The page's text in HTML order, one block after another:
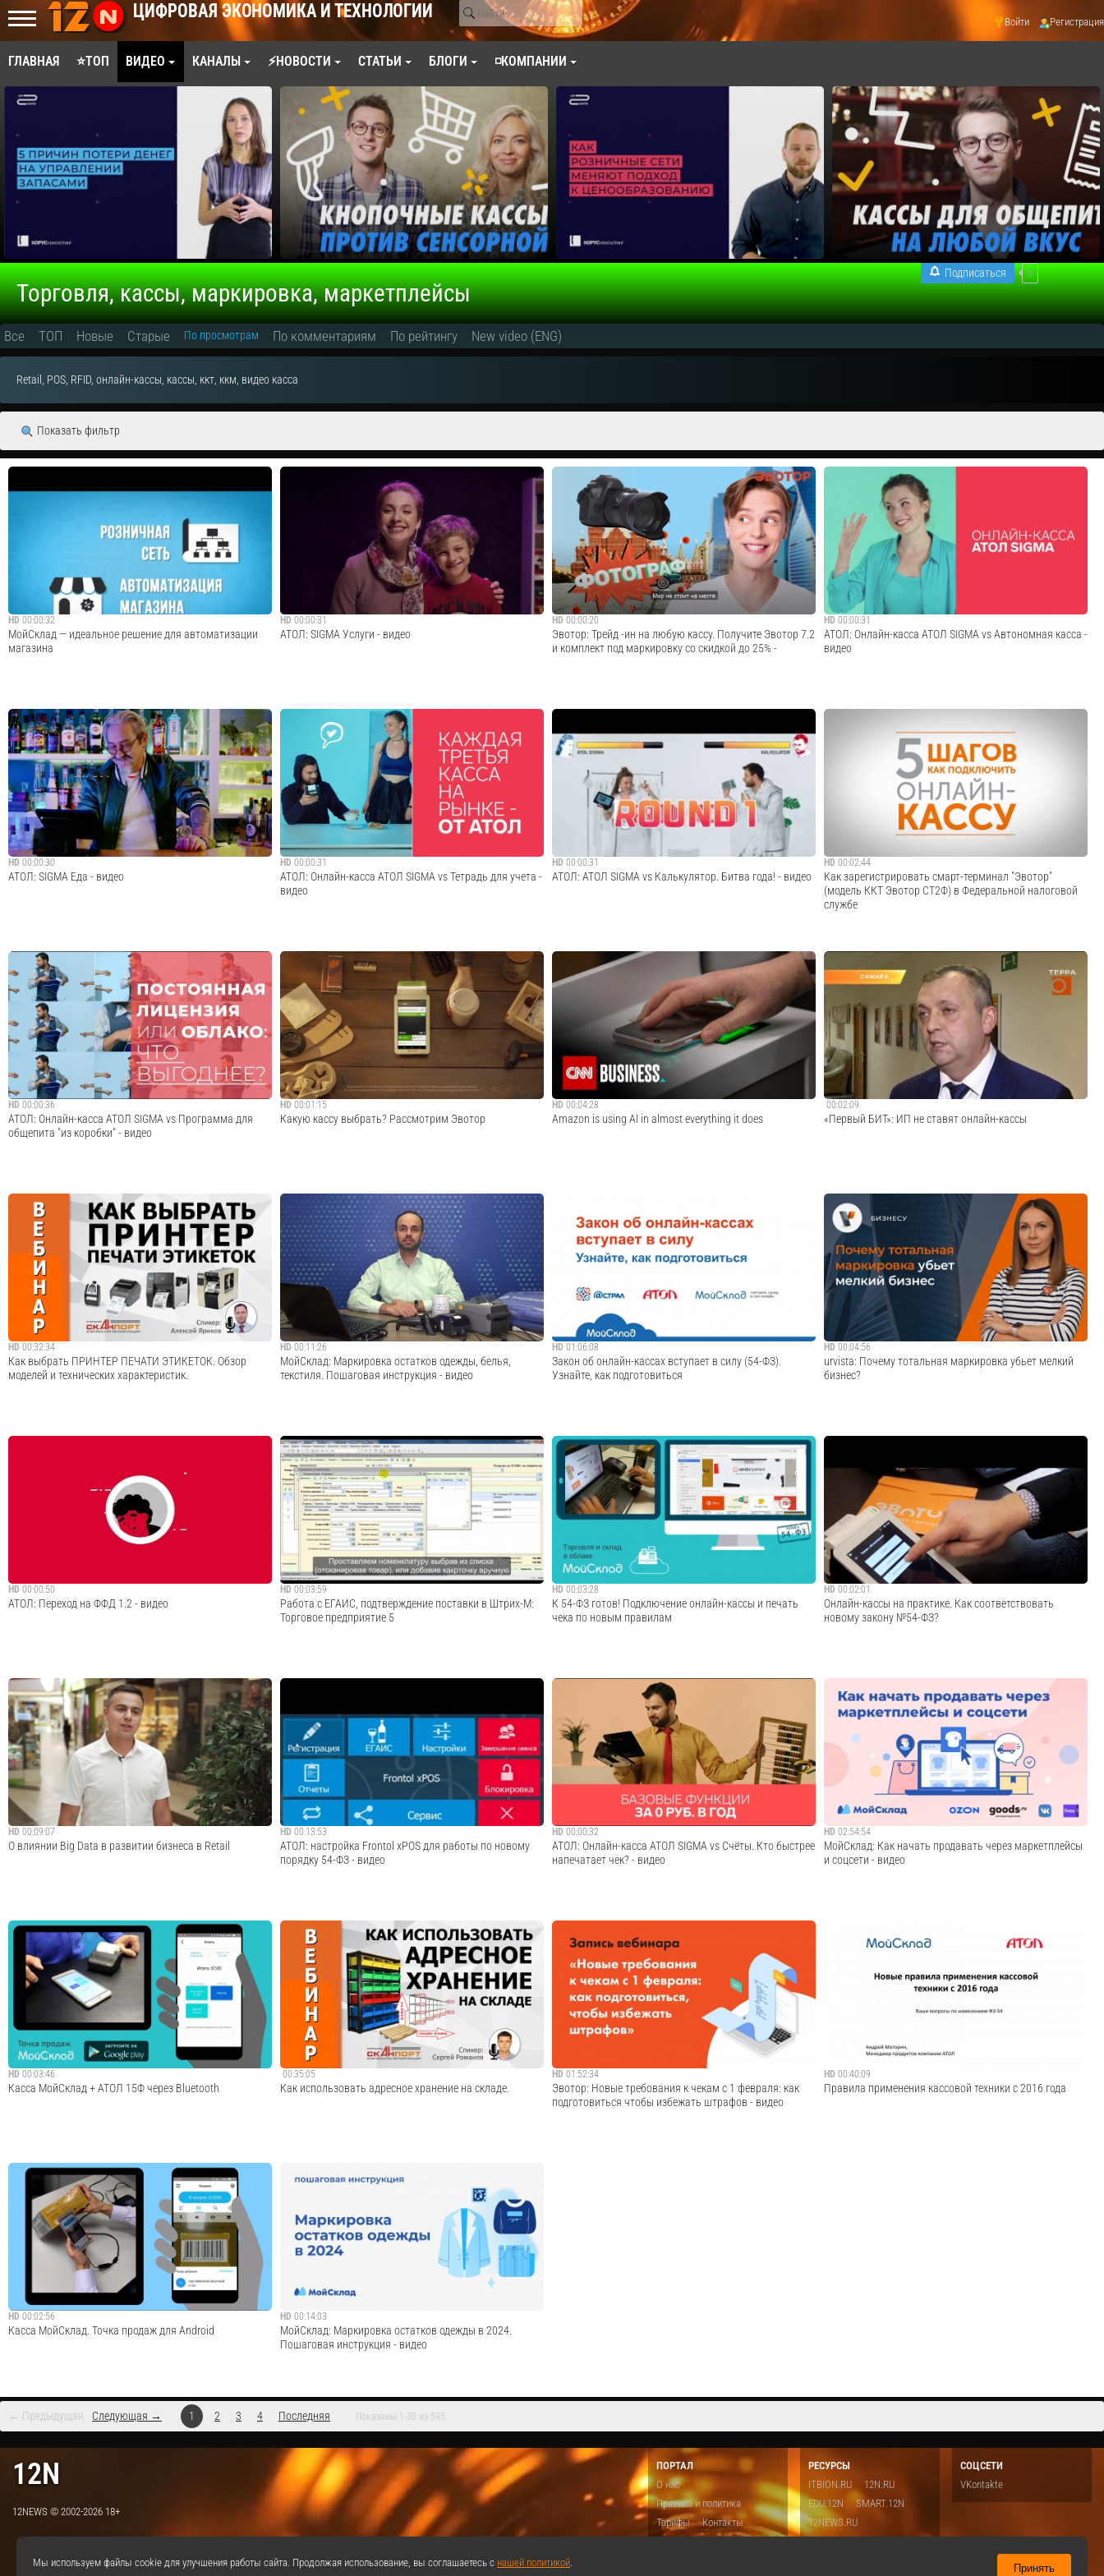
ЦИФРОВАЯ ЭКОНОМИКА И ТЕХНОЛОГИИ Войти Регистрация
ГЛАВНАЯ ⭐ТОП ВИДЕО КАНАЛЫ ⚡НОВОСТИ СТАТЬИ БЛОГИ ◽КОМПАНИИ
Подписаться 0
Торговля, кассы, маркировка, маркетплейсы
Все ТОП Новые Старые По просмотрам По комментариям По рейтингу New video (ENG)
Retail, POS, RFID, онлайн-кассы, кассы, ккт, ккм, видео касса
Показать фильтр
HD 00:00:32
МойСклад — идеальное решение для автоматизации
магазина
МойСклад - лидер рынка облачных решений для
управления торговлей, идеальное решение для
автоматизации магазина и небольшой розничной сети. -
Контроль торговых точек и продавцов - онлайн -
Складской учет и работа с поставщиками - Простой и ...
Cмотреть видео
HD 00:00:31
АТОЛ: SIGMA Услуги - видео
Компания АТОЛ с 2001 года занимается разработкой,
производством и дистрибуцией оборудования и
программного обеспечения для автоматизации
предприятий торговли, общественного питания и сферы
услуг.
Cмотреть видео
HD 00:00:20
Эвотор: Трейд -ин на любую кассу. Получите Эвотор 7.2
и комплект под маркировку со скидкой до 25% -
Обменяй старую кассу любого производителя на
комплект от Эвотор - самая популярная касса Эвотор 7.2
для любого вида бизнеса + комплект под маркировку.
Решения для Маркировки https://marka.evotor.ru/
Cмотреть видео
HD 00:00:31
АТОЛ: Онлайн-касса АТОЛ SIGMA vs Автономная касса -
видео
Сигма - твой лучший сотрудник. Вся линейка АТОЛ SIGMA
https://sigma.ru/ SIGMA Торговля
https://sigma.ru/torgovlya/ SIGMA Еда
https://sigma.ru/eda/ SIGMA Услуги
https://sigma.ru/uslugi/
Cмотреть видео
HD 00:00:30
АТОЛ: SIGMA Еда - видео
Компания АТОЛ с 2001 года занимается разработкой,
производством и дистрибуцией оборудования и
программного обеспечения для автоматизации
предприятий торговли, общественного питания и сферы
услуг.
Cмотреть видео
HD 00:00:31
АТОЛ: Онлайн-касса АТОЛ SIGMA vs Тетрадь для учета -
видео
ATOL SIGMA - твой лучший сотрудник. Вся линейка АТОЛ
SIGMA https://sigma.ru/ SIGMA Торговля
https://sigma.ru/torgovlya/ SIGMA Еда
https://sigma.ru/eda/ SIGMA Услуги
https://sigma.ru/uslugi/
Cмотреть видео
HD 00:00:31
АТОЛ: АТОЛ SIGMA vs Калькулятор. Битва года! - видео
ATOL SIGMA - твой лучший сотрудник. Вся линейка АТОЛ
SIGMA https://sigma.ru/ SIGMA Торговля
https://sigma.ru/torgovlya/ SIGMA Еда
https://sigma.ru/eda/ SIGMA Услуги
https://sigma.ru/uslugi/
Cмотреть видео
HD 00:02:44
Как зарегистрировать смарт-терминал "Эвотор"
(модель ККТ Эвотор СТ2Ф) в Федеральной налоговой
службе
Как зарегистрировать смарт-терминал "Эвотор" (модель
ККТ Эвотор СТ2Ф) в Федеральной налоговой службе
через сайт , а также подключить ее к оператору
фискальных данных "Платформа ОФД" - смотрите в этом
ролике..
Cмотреть видео
HD 00:00:36
АТОЛ: Онлайн-касса АТОЛ SIGMA vs Программа для
общепита "из коробки" - видео
ATOL SIGMA - твой лучший сотрудник. Вся линейка АТОЛ
SIGMA https://sigma.ru/ SIGMA Еда https://sigma.ru/eda/
SIGMA Торговля https://sigma.ru/torgovlya/ SIGMA
Услуги https://sigma.ru/uslugi/
Cмотреть видео
HD 00:01:15
Какую кассу выбрать? Рассмотрим Эвотор
Какую кассу выбрать? Хотите просто подготовиться к
реформе 54-ФЗ? - Эвотор подойдет. Если хотите навести
порядок в делах - Эвотор поможет. Если хотите повысить
выручку - Эвотор также поможет. Мы не учим вас делать
бизнес - мы помогаем сдела...
Cмотреть видео
HD 00:04:28
Amazon is using AI in almost everything it does
CNN's Rachel Crane goes inside Amazon HQ to see how
Amazon uses AI to improve customer experiences, from
cashier-less stores to Alexa's new tricks.
00:02:09
«Первый БИТ»: ИП не ставят онлайн-кассы
Больше об онлайн-кассах у менеджеров "Первого БИТа"!
Cмотреть видео
HD 00:32:34
Как выбрать ПРИНТЕР ПЕЧАТИ ЭТИКЕТОК. Обзор
моделей и технических характеристик.
• Что такое принтер печати этикеток и для чего он нужен?
• Какой принтер печати этикеток выбрать? • Технические
характеристики, на которые стоит обратить внимание. •
Обзор моделей и производителей. Критерии выбора
принтера этикеток. Ссылка...
Cмотреть видео
HD 00:11:26
МойСклад: Маркировка остатков одежды, белья,
текстиля. Пошаговая инструкция - видео
ВНИМАНИЕ! С 20 марта 2021 возобновлена маркировка
остатков одежды и белья, но процесс изменился.
Данное видео устарело. Актуальная видеоинструкция
здесь: Показали, как быстро провести маркировку
остатков одежды, белья или текстиля по ш...
Cмотреть видео
HD 01:06:08
Закон об онлайн-кассах вступает в силу (54-ФЗ).
Узнайте, как подготовиться
Запись вебинара, посвященного подготовке к 54-ФЗ об
онлайн-ККТ, от 14.07.2016 г. Запись свежего вебинара от
26.07.2017 здесь: Президент РФ подписал поправки в
закон 54-ФЗ «О применении контрольно-кассовой
техники», на этой неделе они всту...
Cмотреть видео
HD 00:04:56
urvista: Почему тотальная маркировка убьет мелкий
бизнес?
В настоящее время обязательной маркировке подлежат
лишь некоторые категории товаров. Однако
Правительство России планирует введение тотальной
маркировки продукции уже к 2024 году. Если эти планы
будут реализованы, то мелкому бизнесу придетс...
Cмотреть видео
HD 00:00:50
АТОЛ: Переход на ФФД 1.2 - видео
Переход на ФФД 1.2ФФД 1.2 – новый формат
фискальных документов, который применяется с
6/08/2021 г.
Cмотреть видео
HD 00:03:59
Работа с ЕГАИС, подтверждение поставки в Штрих-М:
Торговое предприятие 5
Как в товароучетной программе подтвердить приход
алкоголя в ЕГАИС
Cмотреть видео
HD 00:03:28
К 54-ФЗ готов! Подключение онлайн-кассы и печать
чека по новым правилам
Кассовая программа под 54-ФЗ: С 2017 года в торговых
точках должны применяться онлайн-ККТ с функцией
передачи данных в ОФД. В чеках обязательны
наименования товаров с количествами и ставками НДС
по каждой строке, введены новые типы фискал...
HD 00:02:01
Онлайн-кассы на практике. Как соответствовать
новому закону №54-ФЗ?
Все онлайн-кассы на сайте Компания «Первый БИТ»
оказывает полный комплекс услуг по подключению к
новых касс: • Продажа онлайн-касс • Подключение
онлайн-кассы к ОФД • Получение ЭЦП • Регистрация
онлайн-кассы в ФНС • Настройка онлай...
Cмотреть видео
HD 00:09:07
О влиянии Big Data в развитии бизнеса в Retail
Retail Консультант. Выпуск №4.О влиянии Big Data в
развитии бизнеса в Retail.Работа с данными — новая
религия современности. Ролик Ритейл-Консультант о
том, какие данные ритейл и торговые центры собирают
сегодня, как исполь...
Cмотреть видео
HD 00:13:53
АТОЛ: настройка Frontol xPOS для работы по новому
порядку 54-ФЗ - видео
В данном ролике показан переход на работу по новому
порядку в соответствии с 54-ФЗ. Что необходимо сделать
в программе Frontol xPOS, какие необходимо произвести
настройки, и как заменить ККМ, работающую по старому
порядку на новую. Frontol ...
Cмотреть видео
HD 00:00:32
АТОЛ: Онлайн-касса АТОЛ SIGMA vs Счёты. Кто быстрее
напечатает чек? - видео
ATOL SIGMA - твой лучший сотрудник. Вся линейка АТОЛ
SIGMA https://sigma.ru/ SIGMA Торговля
https://sigma.ru/torgovlya/ SIGMA Еда
https://sigma.ru/eda/ SIGMA Услуги
https://sigma.ru/uslugi/
Cмотреть видео
HD 02:54:54
МойСклад: Как начать продавать через маркетплейсы
и соцсети - видео
заказы онлайн, но при этом не вкладываться в
продвижение интернет-магазина, не заниматься
HD 00:03:46
Касса МойСклад + АТОЛ 15Ф через Bluetooth
Касса МойСклад уже работает с самым миниатюрным
фискальным регистратором АТОЛ 15Ф c поддержкой 54-
ФЗ! Аппарат легко помещается в одной руке и кармане
куртки! Внимание! Он с Bluetooth и на батарейках -
никаких проводов! Ссылка на прилож...
Cмотреть видео
00:35:05
Как использовать адресное хранение на складе.
- Для чего нужно адресное хранение на складе. - Виды
адресного хранения (статическое, динамическое). На что
обратить внимание. - Что необходимо для успешного
внедрения технологии в конфигурации УТ 10.3 - Как
настроить адресное хранение с по...
HD 01:52:34
Эвотор: Новые требования к чекам с 1 февраля: как
подготовиться чтобы избежать штрафов - видео
HD 00:40:09
Правила применения кассовой техники с 2016 года
HD 00:02:56
Касса МойСклад. Точка продаж для Android
Android. Ссылка на приложение: С помощью приложения
можно: — работать на телефонах и планшетах; —
Cмотреть видео
HD 00:14:03
МойСклад: Маркировка остатков одежды в 2024.
Пошаговая инструкция - видео
2024. С 1 апреля расширен список одежды, подлежащей
обязательной маркировке. Из этого видео вы узнаете,
как:- Подготовиться к маркировке и какие товары нужно
маркировать с 1 апреля - Зарег...
Cмотреть видео
← Предыдущая Следующая → 1 2 3 4 Последняя Показаны 1-30 из 595
12N
12NEWS © 2002-2026 18+
ПОРТАЛ
О нас
Правила и политика
Тарифы
Контакты
РЕСУРСЫ
ITBION.RU
12N.RU
EDU.12N
SMART.12N
12NEWS.RU
СОЦСЕТИ
VKontakte
Мы используем файлы cookie для улучшения работы сайта. Продолжая использование, вы соглашаетесь с нашей политикой. Принять